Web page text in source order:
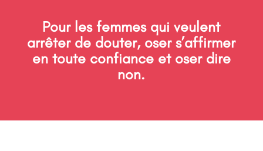
Pour les femmes qui veulent
arrêter de douter, oser s’affirmer
en toute confiance et oser dire
non.